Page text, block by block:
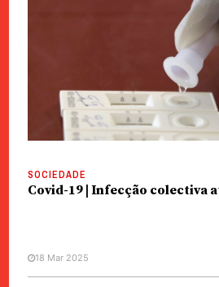
SOCIEDADE
Covid-19 | Infecção colectiva
18 Mar 2025